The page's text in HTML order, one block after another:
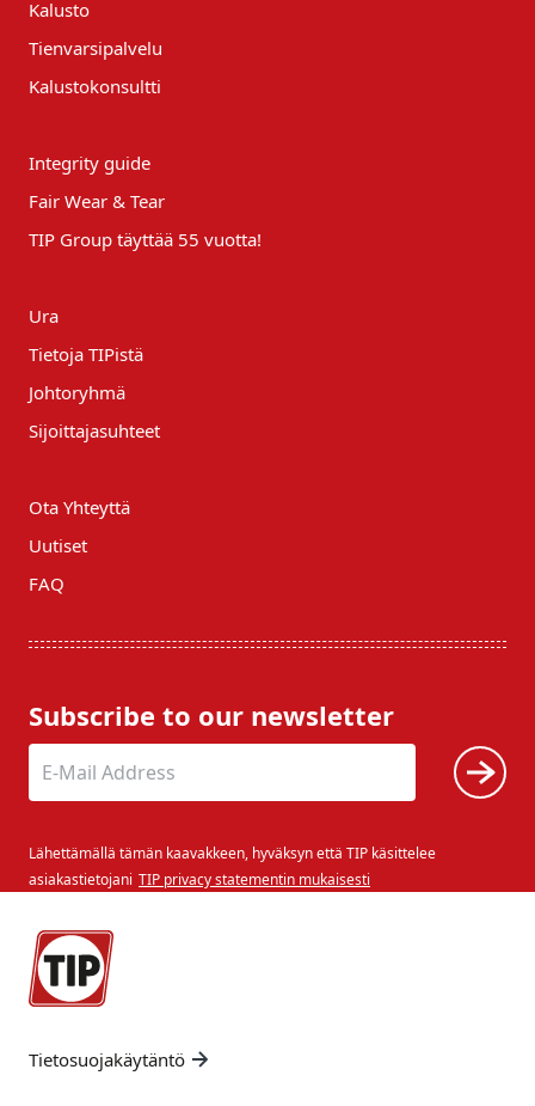
Kalusto
Tienvarsipalvelu
Kalustokonsultti
Integrity guide
Fair Wear & Tear
TIP Group täyttää 55 vuotta!
Ura
Tietoja TIPistä
Johtoryhmä
Sijoittajasuhteet
Ota Yhteyttä
Uutiset
FAQ
Subscribe to our newsletter
Lähettämällä tämän kaavakkeen, hyväksyn että TIP käsittelee
asiakastietojani TIP privacy statementin mukaisesti
Tietosuojakäytäntö